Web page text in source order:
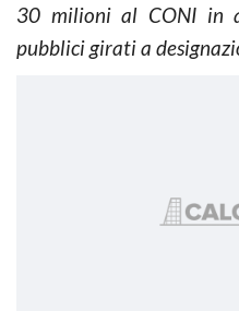
30 milioni al CONI in
pubblici girati a